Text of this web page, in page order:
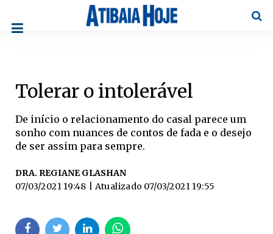
Tolerar o intolerável
De início o relacionamento do casal parece um
sonho com nuances de contos de fada e o desejo
de ser assim para sempre.
DRA. REGIANE GLASHAN
07/03/2021 19:48
| Atualizado 07/03/2021 19:55